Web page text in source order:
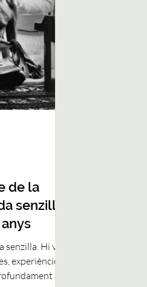
de la
senzilla
Hi va
experiències i
la